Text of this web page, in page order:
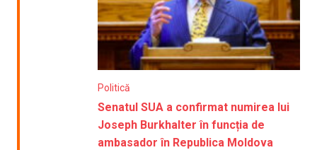
Politică
Senatul SUA a confirmat numirea lui
Joseph Burkhalter în funcția de
ambasador în Republica Moldova